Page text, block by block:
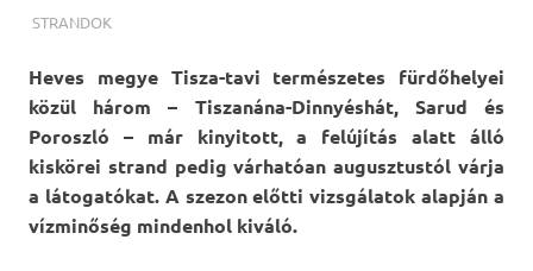
TERMALFURDOK.COM
STRANDOK
Heves megye Tisza-tavi természetes fürdőhelyei
közül három – Tiszanána-Dinnyéshát, Sarud és
Poroszló – már kinyitott, a felújítás alatt álló
kiskörei strand pedig várhatóan augusztustól várja
a látogatókat. A szezon előtti vizsgálatok alapján a
vízminőség mindenhol kiváló.